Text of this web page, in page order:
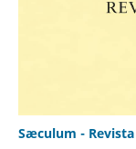
Sæculum -